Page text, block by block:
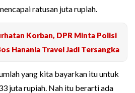
ratusan juta rupiah.
Korban, DPR Minta Polisi
Hanania Travel Jadi Tersangka
yang kita bayarkan itu untuk
juta rupiah. Nah itu berarti ada